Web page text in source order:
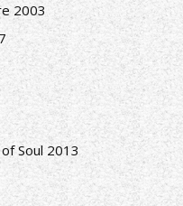
2003
Soul 2013